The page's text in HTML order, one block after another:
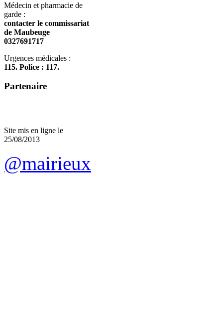
Médecin et pharmacie de
garde :
contacter le commissariat
de Maubeuge
0327691717
Urgences médicales :
115. Police : 117.
Partenaire
Site mis en ligne le
25/08/2013
@mairieux